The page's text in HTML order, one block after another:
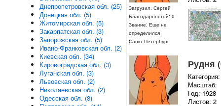
Загрузил: Сергей
Благодарностей: 0
Звание: Еще не
определился
Санкт-Петербург
Рудня
Масштаб:
Год: 1928
Листов: 2
Днепропетровская обл. (25)
Донецкая обл. (5)
Житомирская обл. (5)
Закарпатская обл. (3)
Запорожская обл. (5)
Ивано-Франковская обл. (2)
Киевская обл. (34)
Кировоградская обл. (3)
Луганская обл. (3)
Львовская обл. (2)
Николаевская обл. (2)
Одесская обл. (8)